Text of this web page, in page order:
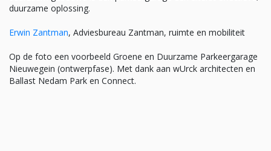
duurzame oplossing.
Erwin Zantman, Adviesbureau Zantman, ruimte en mobiliteit
Op de foto een voorbeeld Groene en Duurzame Parkeergarage
Nieuwegein (ontwerpfase). Met dank aan wUrck architecten en
Ballast Nedam Park en Connect.